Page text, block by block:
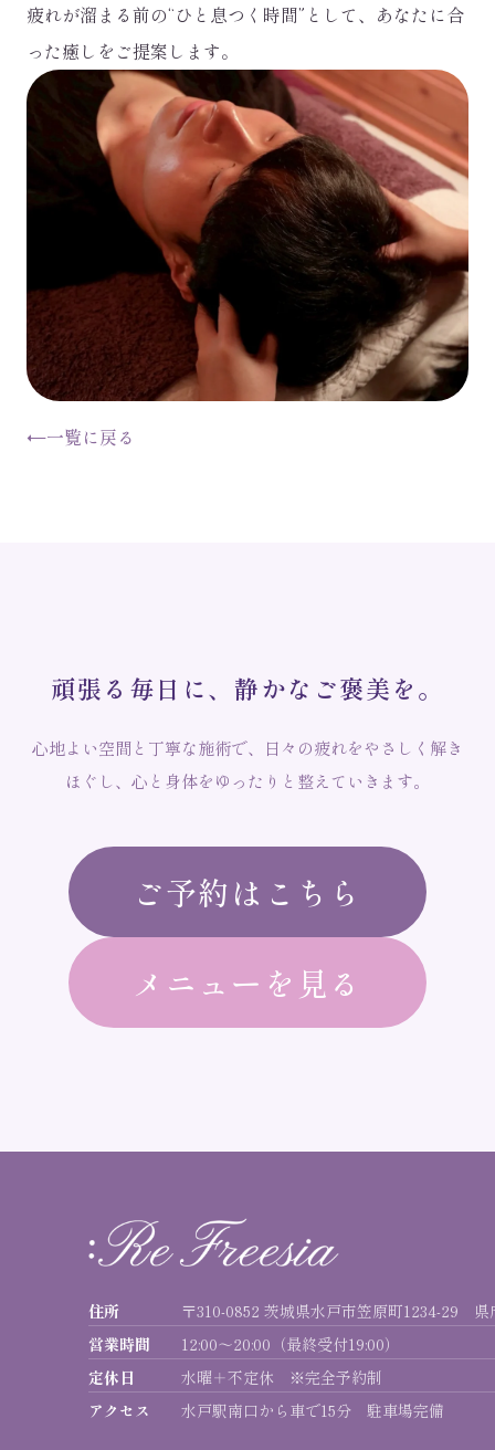
疲れが溜まる前の“ひと息つく時間”として、あなたに合
った癒しをご提案します。
←一覧に戻る
頑張る 毎日 に、 静かな ご褒美を。
心地よい空間と丁寧な施術で、日々の疲れをやさしく解き
ほぐし、心と身体をゆったりと整えていきます。
ご予約はこちら
メニューを見る
住所
〒310-0852 茨城県水戸市笠原町1234-29
営業時間
12:00〜20:00（最終受付19:00）
定休日
水曜＋不定休 ※完全予約制
アクセス
水戸駅南口から車で15分 駐車場完備